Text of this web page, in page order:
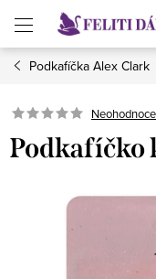
obsah
Podkafíčka Alex Clark
Podkafíčko